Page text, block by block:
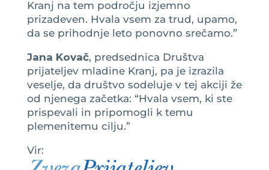
Kranj na tem področju izjemno
prizadeven. Hvala vsem za trud, upamo,
da se prihodnje leto ponovno srečamo.”
Jana Kovač, predsednica Društva
prijateljev mladine Kranj, pa je izrazila
veselje, da društvo sodeluje v tej akciji že
od njenega začetka: “Hvala vsem, ki ste
prispevali in pripomogli k temu
plemenitemu cilju.”
Vir: